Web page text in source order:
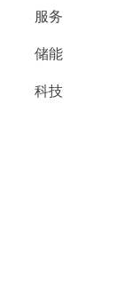
服务
储能
科技